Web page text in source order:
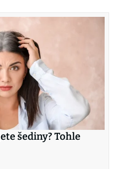
šediny? Tohle